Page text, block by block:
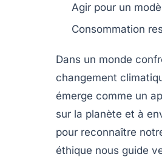
Agir pour un
Consommation
Dans un monde
changement
émerge comme un
sur la planète et à
pour reconnaître
éthique nous guide